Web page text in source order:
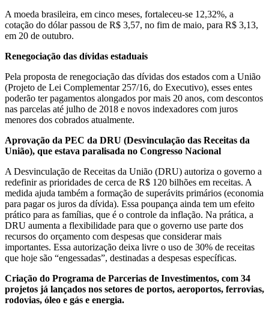
A moeda brasileira, em cinco meses, fortaleceu-se 12,32%, a
cotação do dólar passou de R$ 3,57, no fim de maio, para R$ 3,13,
em 20 de outubro.
Renegociação das dívidas estaduais
Pela proposta de renegociação das dívidas dos estados com a União
(Projeto de Lei Complementar 257/16, do Executivo), esses entes
poderão ter pagamentos alongados por mais 20 anos, com descontos
nas parcelas até julho de 2018 e novos indexadores com juros
menores dos cobrados atualmente.
Aprovação da PEC da DRU (Desvinculação das Receitas da
União), que estava paralisada no Congresso Nacional
A Desvinculação de Receitas da União (DRU) autoriza o governo a
redefinir as prioridades de cerca de R$ 120 bilhões em receitas. A
medida ajuda também a formação de superávits primários (economia
para pagar os juros da dívida). Essa poupança ainda tem um efeito
prático para as famílias, que é o controle da inflação. Na prática, a
DRU aumenta a flexibilidade para que o governo use parte dos
recursos do orçamento com despesas que considerar mais
importantes. Essa autorização deixa livre o uso de 30% de receitas
que hoje são “engessadas”, destinadas a despesas específicas.
Criação do Programa de Parcerias de Investimentos, com 34
projetos já lançados nos setores de portos, aeroportos, ferrovias,
rodovias, óleo e gás e energia.